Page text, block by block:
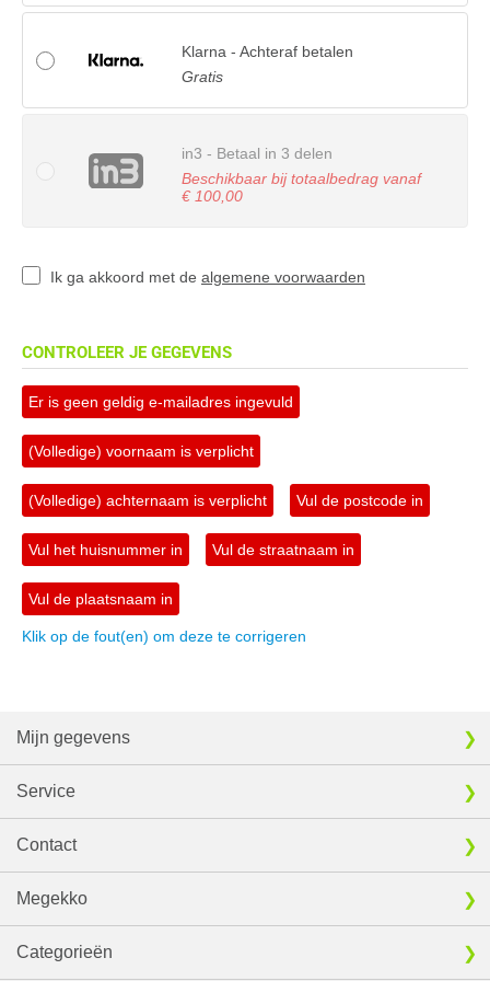
Klarna - Achteraf betalen
Gratis
in3 - Betaal in 3 delen
Beschikbaar bij totaalbedrag vanaf
€ 100,00
Ik ga akkoord met de algemene voorwaarden
CONTROLEER JE GEGEVENS
Er is geen geldig e-mailadres ingevuld
(Volledige) voornaam is verplicht
(Volledige) achternaam is verplicht Vul de postcode in
Vul het huisnummer in Vul de straatnaam in
Vul de plaatsnaam in
Klik op de fout(en) om deze te corrigeren
Mijn gegevens
Service
Contact
Megekko
Categorieën